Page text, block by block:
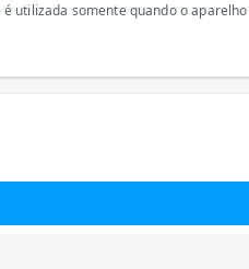
utilizada somente quando o aparelho